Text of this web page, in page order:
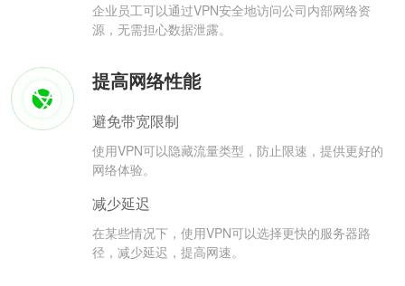
企业员工可以通过VPN安全地访问公司内部网络资
源，无需担心数据泄露。
提高网络性能
避免带宽限制
使用VPN可以隐藏流量类型，防止限速，提供更好的
网络体验。
减少延迟
在某些情况下，使用VPN可以选择更快的服务器路
径，减少延迟，提高网速。